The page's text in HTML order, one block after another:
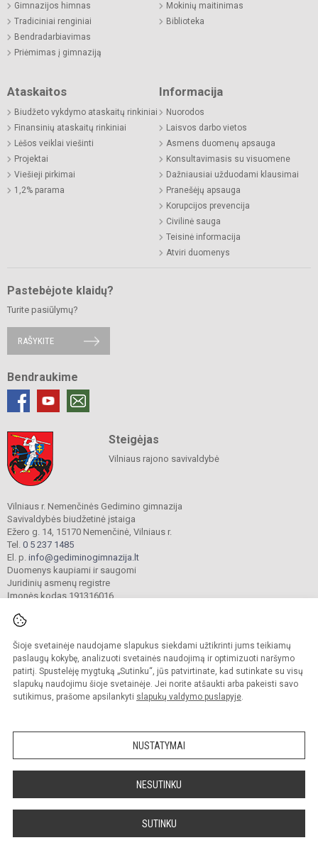
Šioje svetainėje naudojame slapukus siekdami užtikrinti jums teikiamų
paslaugų kokybę, analizuoti svetainės naudojimą ir optimizuoti naršymo
patirtį. Spustelėję mygtuką „Sutinku“, jūs patvirtinate, kad sutinkate su visų
slapukų naudojimu šioje svetainėje. Jei norite atšaukti arba pakeisti savo
sutikimus, prašome apsilankyti slapukų valdymo puslapyje.
NUSTATYMAI
NESUTINKU
SUTINKU
Gimnazijos himnas
Tradiciniai renginiai
Bendradarbiavimas
Priėmimas į gimnaziją
Mokinių maitinimas
Biblioteka
Ataskaitos
Biudžeto vykdymo ataskaitų rinkiniai
Finansinių ataskaitų rinkiniai
Lėšos veiklai viešinti
Projektai
Viešieji pirkimai
1,2% parama
Informacija
Nuorodos
Laisvos darbo vietos
Asmens duomenų apsauga
Konsultavimasis su visuomene
Dažniausiai užduodami klausimai
Pranešėjų apsauga
Korupcijos prevencija
Civilinė sauga
Teisinė informacija
Atviri duomenys
Pastebėjote klaidų?
Turite pasiūlymų?
RAŠYKITE
Bendraukime
Steigėjas
Vilniaus rajono savivaldybė
Vilniaus r. Nemenčinės Gedimino gimnazija
Savivaldybės biudžetinė įstaiga
Ežero g. 14, 15170 Nemenčinė, Vilniaus r.
Tel. 0 5 237 1485
El. p. info@gediminogimnazija.lt
Duomenys kaupiami ir saugomi
Juridinių asmenų registre
Įmonės kodas 191316016
© 2025. Vilniaus r. Nemenčinės Gedimino gimnazija. Visos teisės saugomos.
Kopijuoti turinį be raštiško įstaigos administracijos sutikimo griežtai draudžiama.
Versija neįgaliesiems Slapukų valdymas
Sumanus būdas atnaujinti